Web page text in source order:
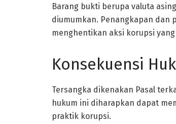
Barang bukti berupa valuta
diumumkan. Penangkapan dan
menghentikan aksi korupsi
Konsekuensi
Tersangka dikenakan Pasal
hukum ini diharapkan dapat
praktik korupsi.